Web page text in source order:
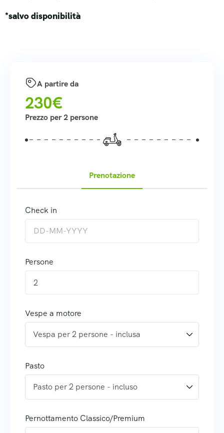
*salvo disponibilità
A partire da
230€
Prezzo per 2 persone
Prenotazione
Check in
Persone
2
Vespe a motore
Pasto
Pernottamento Classico/Premium